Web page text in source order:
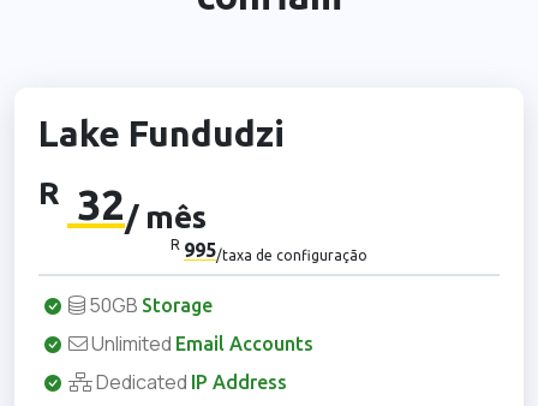
Lake Fundudzi
R 32/ mês
R 995/taxa de configuração
50GB Storage
Unlimited Email Accounts
Dedicated IP Address